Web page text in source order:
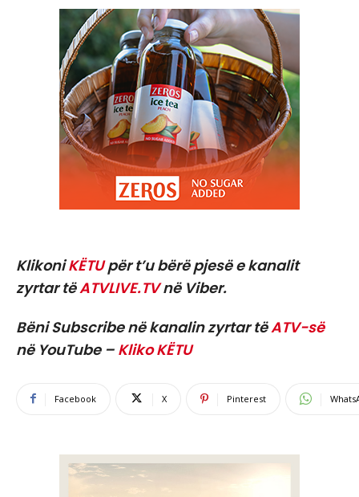
KlikoniKËTUpër t’u bërë pjesë e kanalit
zyrtar tëATVLIVE.TVnë Viber.
Bëni Subscribe në kanalin zyrtar tëATV-së
në YouTube – Kliko KËTU
Facebook X Pinterest